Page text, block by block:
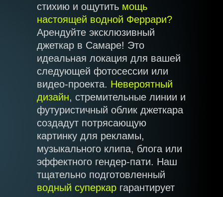
стихию и ощутить мощь
настоящей водной Феррари?
Арендуйте эксклюзивный
джеткар в Самаре! Это
идеальная локация для вашей
следующей фотосессии или
видео-проекта. Невероятный
дизайн, стремительные линии и
футуристичный облик джеткара
создадут потрясающую
картинку для рекламы,
музыкального клипа, блога или
эффектного гендер-пати. Наш
тщательно подготовленный
водный суперкар гарантирует